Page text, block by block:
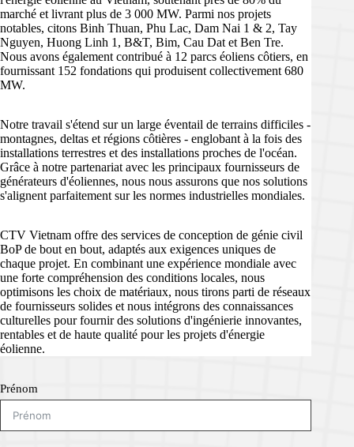
Letton
Lithuanian
Thai
marché et livrant plus de 3 000 MW. Parmi nos projets
notables, citons Binh Thuan, Phu Lac, Dam Nai 1 & 2, Tay
Nguyen, Huong Linh 1, B&T, Bim, Cau Dat et Ben Tre.
Nous avons également contribué à 12 parcs éoliens côtiers, en
fournissant 152 fondations qui produisent collectivement 680
MW.
Notre travail s'étend sur un large éventail de terrains difficiles -
montagnes, deltas et régions côtières - englobant à la fois des
installations terrestres et des installations proches de l'océan.
Grâce à notre partenariat avec les principaux fournisseurs de
générateurs d'éoliennes, nous nous assurons que nos solutions
s'alignent parfaitement sur les normes industrielles mondiales.
CTV Vietnam offre des services de conception de génie civil
BoP de bout en bout, adaptés aux exigences uniques de
chaque projet. En combinant une expérience mondiale avec
une forte compréhension des conditions locales, nous
optimisons les choix de matériaux, nous tirons parti de réseaux
de fournisseurs solides et nous intégrons des connaissances
culturelles pour fournir des solutions d'ingénierie innovantes,
rentables et de haute qualité pour les projets d'énergie
éolienne.
Prénom